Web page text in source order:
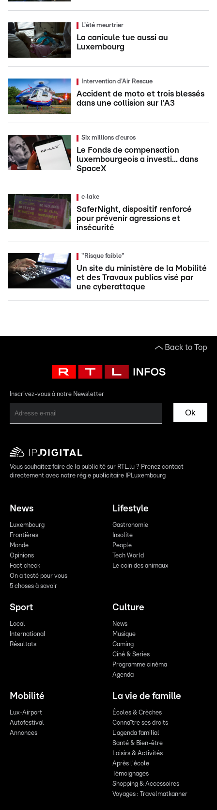
L'été meurtrier
La canicule tue aussi au
Luxembourg
Intervention d'Air Rescue
Accident de moto et trois blessés
dans une collision sur l'A3
Six millions d’euros
Le Fonds de compensation
luxembourgeois a investi... dans
SpaceX
e‑lake
SaferNight, dispositif renforcé
pour prévenir agressions et
insécurité
"Risque faible"
Un site du ministère de la Mobilité
et des Travaux publics visé par
une cyberattaque
Back to Top
Inscrivez-vous à notre Newsletter
Ok
Vous souhaitez faire de la publicité sur RTL.lu ? Prenez contact
directement avec notre régie publicitaire IPLuxembourg
News
Luxembourg
Frontières
Monde
Opinions
Fact check
On a testé pour vous
5 choses à savoir
Lifestyle
Gastronomie
Insolite
People
Tech World
Le coin des animaux
Sport
Local
International
Résultats
Culture
News
Musique
Gaming
Ciné & Series
Programme cinéma
Agenda
Mobilité
Lux-Airport
Autofestival
Annonces
La vie de famille
Écoles & Crèches
Connaître ses droits
L'agenda familial
Santé & Bien-être
Loisirs & Activités
Après l'école
Témoignages
Shopping & Accessoires
Voyages : Travelmatkanner